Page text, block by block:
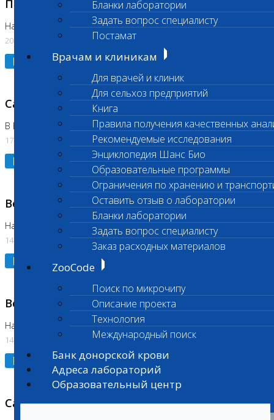
Бланки лаборатории
Задать вопрос специалисту
Постамат
Врачам и клиникам
Для врачей и клиник
Для сельхоз предприятий
Книга
Правила получения качественных
Рекомендуемые исследования
Энциклопедия Шанс Био
Образовательные программы
Ограничения по хранению и
Оставить отзыв о лаборатории
Бланки лаборатории
Задать вопрос специалисту
Заказ расходных материалов
ZooCode
Поиск по микрочипу
Описание проекта
Технология
Международный поиск
Банк донорской крови
Адреса лабораторий
Образовательный центр
Приостановлено выполнение исследования
На Нагорной
20.07.2026
Подробнее
Санитарный день
В Бутово
17.07.2026
Подробнее
Возобновлено выполнение исследования
На Нагорной (Код 961, 962)
14.07.2026
Подробнее
Возобновлено выполнение исследования
На Нагорной (Код 157)
14.07.2026
Подробнее
Санитарный день